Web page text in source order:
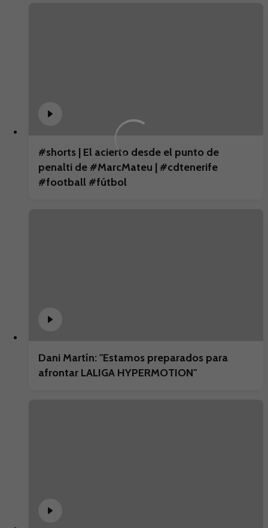
#shorts | El acierto desde el punto de
penalti de #MarcMateu | #cdtenerife
#football #fútbol
Dani Martín: "Estamos preparados para
afrontar LALIGA HYPERMOTION"